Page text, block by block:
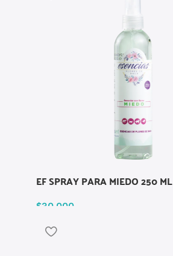
EF SPRAY PARA MIEDO 250 ML
$30.000